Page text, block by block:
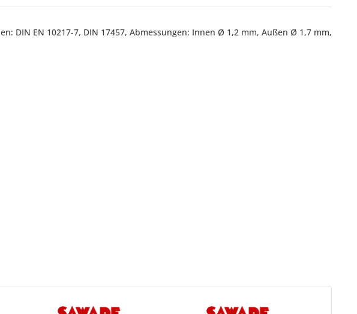
DIN EN 10217-7, DIN 17457, Abmessungen: Innen Ø 1,2 mm, Außen Ø 1,7 mm,